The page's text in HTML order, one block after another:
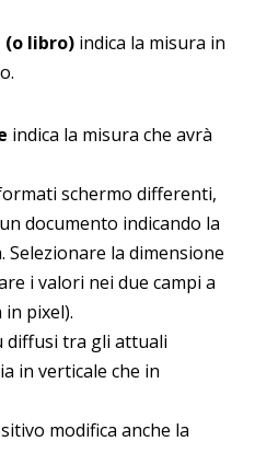
(o libro) indica la misura in
indica la misura che avrà
schermo differenti,
documento indicando la
la dimensione
i valori nei due campi a
pixel).
diffusi tra gli attuali
in verticale che in
modifica anche la